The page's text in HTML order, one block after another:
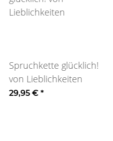
Spruchkette glücklich!
von Lieblichkeiten
29,95 € *